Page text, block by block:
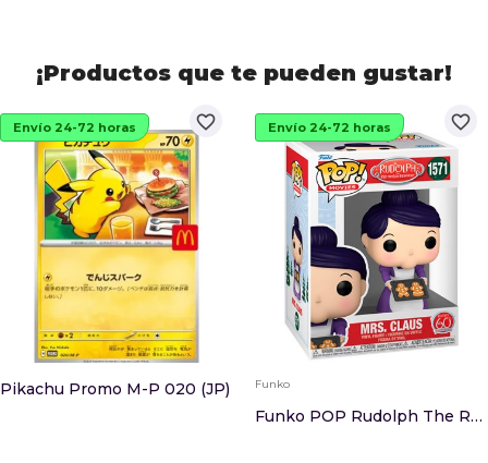
¡Productos que te pueden gustar!
favorite_border
Envío 24-72 horas
Pikachu Promo M-P 020 (JP)
favorite_border
Envío 24-72 horas
Funko
Funko POP Rudolph The Red-Nosed Reindeer Mrs. C...